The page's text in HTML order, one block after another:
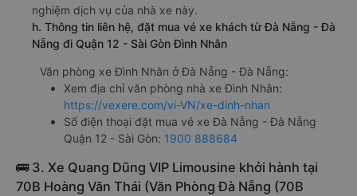
nghiệm dịch vụ của nhà xe này.
h. Thông tin liên hệ, đặt mua vé xe khách từ Đà Nẵng - Đà
Nẵng đi Quận 12 - Sài Gòn Đình Nhân
Văn phòng xe Đình Nhân ở Đà Nẵng - Đà Nẵng:
Xem địa chỉ văn phòng nhà xe Đình Nhân:
https://vexere.com/vi-VN/xe-dinh-nhan
Số điện thoại đặt mua vé xe Đà Nẵng - Đà Nẵng
Quận 12 - Sài Gòn: 1900 888684
🚌 3. Xe Quang Dũng VIP Limousine khởi hành tại
70B Hoàng Văn Thái (Văn Phòng Đà Nẵng (70B